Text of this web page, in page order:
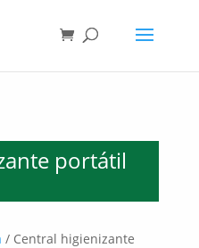
portátil
/ Central higienizante